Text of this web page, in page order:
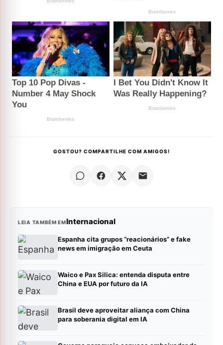
GOSTOU? COMPARTILHE COM AMIGOS!
LEIA TAMBÉM EMInternacional
Espanha cita grupos “reacionários” e fake
news em imigração em Ceuta
Waico e Pax Silica: entenda disputa entre
China e EUA por futuro da IA
Brasil deve aproveitar aliança com China
para soberania digital em IA